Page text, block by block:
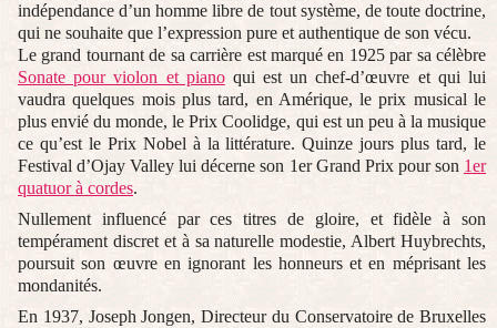
indépendance d’un homme libre de tout système, de toute doctrine,
qui ne souhaite que l’expression pure et authentique de son vécu.
Le grand tournant de sa carrière est marqué en 1925 par sa célèbre
Sonate pour violon et pianoqui est un chef-d’œuvre et qui lui
vaudra quelques mois plus tard, en Amérique, le prix musical le
plus envié du monde, le Prix Coolidge, qui est un peu à la musique
ce qu’est le Prix Nobel à la littérature. Quinze jours plus tard, le
Festival d’Ojay Valley lui décerne son 1er Grand Prix pour son 1er
quatuor à cordes.
Nullement influencé par ces titres de gloire, et fidèle à son
tempérament discret et à sa naturelle modestie, Albert Huybrechts,
poursuit son œuvre en ignorant les honneurs et en méprisant les
mondanités.
En 1937, Joseph Jongen, Directeur du Conservatoire de Bruxelles